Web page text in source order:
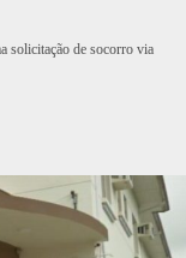
solicitação de socorro via